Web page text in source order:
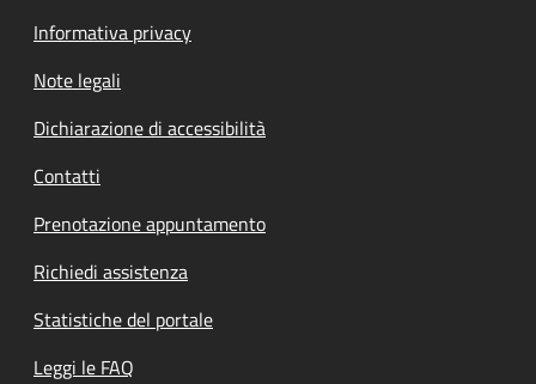
Informativa privacy
Note legali
Dichiarazione di accessibilità
Contatti
Prenotazione appuntamento
Richiedi assistenza
Statistiche del portale
Leggi le FAQ